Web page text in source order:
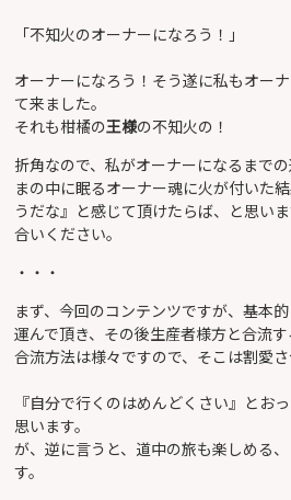
「不知火のオーナーになろう！」
オーナーになろう！そう遂に私もオー
て来ました。
それも柑橘の王様の不知火の！
折角なので、私がオーナーになるまで
まの中に眠るオーナー魂に火が付いた
うだな』と感じて頂けたらば、と思い
合いください。
・・・
まず、今回のコンテンツですが、基本
運んで頂き、その後生産者様方と合流す
合流方法は様々ですので、そこは割愛さ
『自分で行くのはめんどくさい』とお
思います。
が、逆に言うと、道中の旅も楽しめる
す。